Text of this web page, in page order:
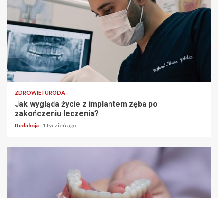
ZDROWIE I URODA
Jak wygląda życie z implantem zęba po
zakończeniu leczenia?
Redakcja 1 tydzień ago